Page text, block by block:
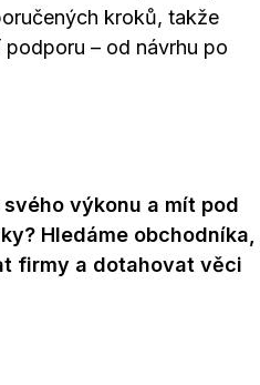
kroků, takže
– od návrhu po
výkonu a mít pod
Hledáme obchodníka,
firmy a dotahovat věci